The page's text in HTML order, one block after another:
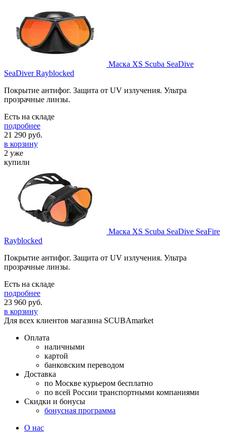
Маска XS Scuba SeaDive
SeaDiver Rayblocked
Покрытие антифог. Защита от UV излучения. Ультра
прозрачные линзы.
Есть на складе
подробнее
21 290 руб.
в корзину
2 уже
купили
Маска XS Scuba SeaDive SeaFire
Rayblocked
Покрытие антифог. Защита от UV излучения. Ультра
прозрачные линзы.
Есть на складе
подробнее
23 960 руб.
в корзину
Для всех клиентов магазина SCUBAmarket
Оплата
наличными
картой
банковским переводом
Доставка
по Москве курьером бесплатно
по всей России транспортными компаниями
Скидки и бонусы
бонусная программа
О нас